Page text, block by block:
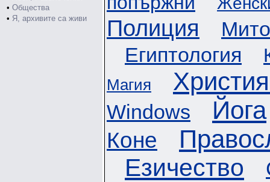
• Общества
• Я, архивите са живи Полиция
Египтология
Магия
Windows Йога
Коне
Езичество